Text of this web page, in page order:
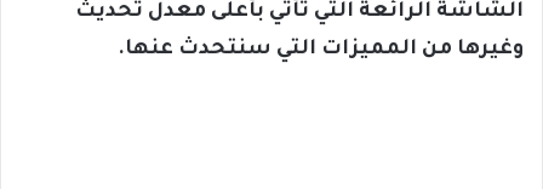
الشاشة الرائعة التي تأتي بأعلى معدل تحديث
وغيرها من المميزات التي سنتحدث عنها.